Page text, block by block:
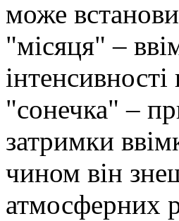
може
"місяця" –
"сонечка" –
затримки
чином він
атмосферних